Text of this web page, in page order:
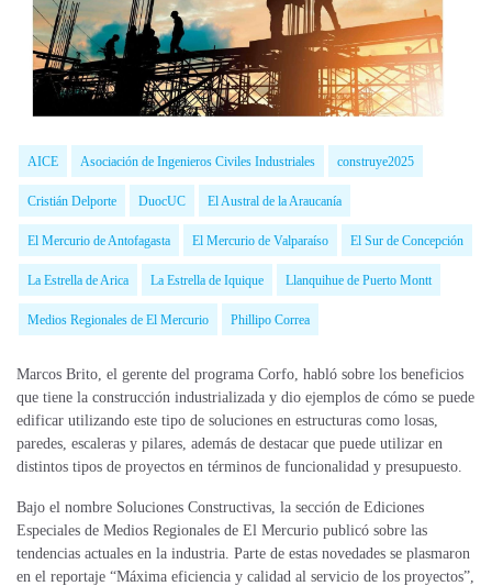
AICE Asociación de Ingenieros Civiles Industriales construye2025
Cristián Delporte DuocUC El Austral de la Araucanía
El Mercurio de Antofagasta El Mercurio de Valparaíso El Sur de Concepción
La Estrella de Arica La Estrella de Iquique Llanquihue de Puerto Montt
Medios Regionales de El Mercurio Phillipo Correa
Marcos Brito, el gerente del programa Corfo, habló sobre los beneficios
que tiene la construcción industrializada y dio ejemplos de cómo se puede
edificar utilizando este tipo de soluciones en estructuras como losas,
paredes, escaleras y pilares, además de destacar que puede utilizar en
distintos tipos de proyectos en términos de funcionalidad y presupuesto.
Bajo el nombre Soluciones Constructivas, la sección de Ediciones
Especiales de Medios Regionales de El Mercurio publicó sobre las
tendencias actuales en la industria. Parte de estas novedades se plasmaron
en el reportaje “Máxima eficiencia y calidad al servicio de los proyectos”,